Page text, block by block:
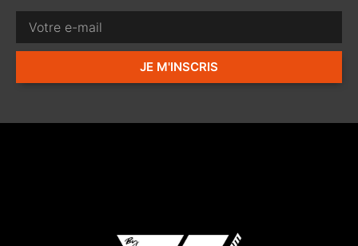
JE M'INSCRIS